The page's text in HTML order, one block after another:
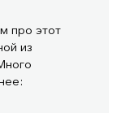
про этот
из